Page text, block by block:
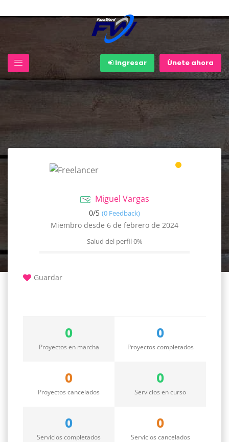
Ingresar Únete ahora
Miguel Vargas
0/5 (0 Feedback)
Miembro desde 6 de febrero de 2024
Salud del perfil0%
Guardar
0
Proyectos en marcha
0
Proyectos completados
0
Proyectos cancelados
0
Servicios en curso
0
Servicios completados
0
Servicios cancelados